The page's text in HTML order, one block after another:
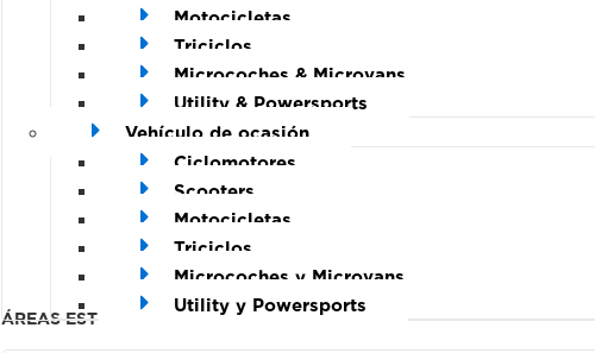
Motocicletas
Triciclos
Microcoches & Microvans
Utility & Powersports
Vehículo de ocasión
Ciclomotores
Scooters
Motocicletas
Triciclos
Microcoches y Microvans
Utility y Powersports
ÁREAS ESTRATÉGICAS